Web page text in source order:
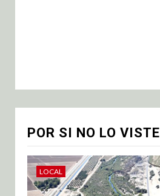
POR SI NO LO VISTE
LOCAL